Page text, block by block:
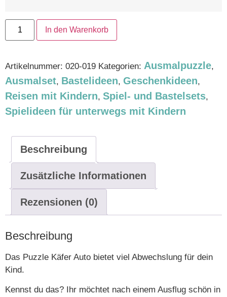
In den Warenkorb
Artikelnummer: 020-019 Kategorien: Ausmalpuzzle,
Ausmalset, Bastelideen, Geschenkideen,
Reisen mit Kindern, Spiel- und Bastelsets,
Spielideen für unterwegs mit Kindern
Beschreibung
Zusätzliche Informationen
Rezensionen (0)
Beschreibung
Das Puzzle Käfer Auto bietet viel Abwechslung für dein
Kind.
Kennst du das? Ihr möchtet nach einem Ausflug schön in